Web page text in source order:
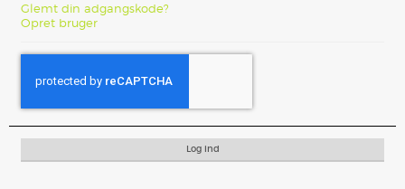
Glemt din adgangskode?
Opret bruger
Log ind